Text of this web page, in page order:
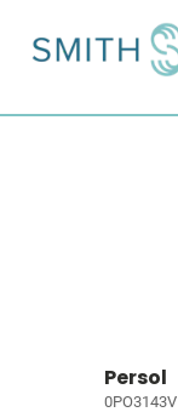
Persol
0PO3143V